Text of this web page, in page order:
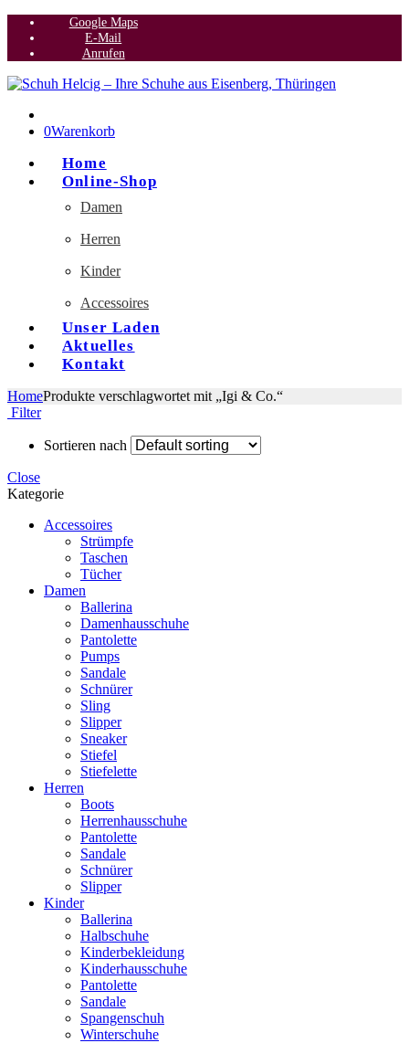
Google Maps
E-Mail
Anrufen
0Warenkorb
Home
Online-Shop
Damen
Herren
Kinder
Accessoires
Unser Laden
Aktuelles
Kontakt
HomeProdukte verschlagwortet mit „Igi & Co.“
Filter
Sortieren nach
Close
Kategorie
Accessoires
Strümpfe
Taschen
Tücher
Damen
Ballerina
Damenhausschuhe
Pantolette
Pumps
Sandale
Schnürer
Sling
Slipper
Sneaker
Stiefel
Stiefelette
Herren
Boots
Herrenhausschuhe
Pantolette
Sandale
Schnürer
Slipper
Kinder
Ballerina
Halbschuhe
Kinderbekleidung
Kinderhausschuhe
Pantolette
Sandale
Spangenschuh
Winterschuhe